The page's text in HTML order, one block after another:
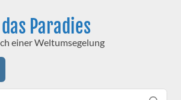
Paradies
einer Weltumsegelung